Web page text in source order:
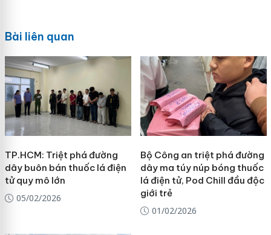
Bài liên quan
TP.HCM: Triệt phá đường
dây buôn bán thuốc lá điện
tử quy mô lớn
05/02/2026
Bộ Công an triệt phá đường
dây ma túy núp bóng thuốc
lá điện tử, Pod Chill đầu độc
giới trẻ
01/02/2026